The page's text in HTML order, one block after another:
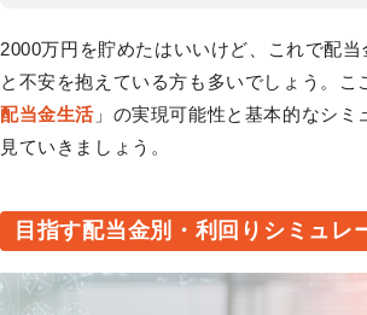
2000万円を貯めたはいいけど、これで配当
と不安を抱えている方も多いでしょう。こ
配当金生活 」の実現可能性と基本的なシミ
見ていきましょう。
目指す配当金別・利回りシミュレ